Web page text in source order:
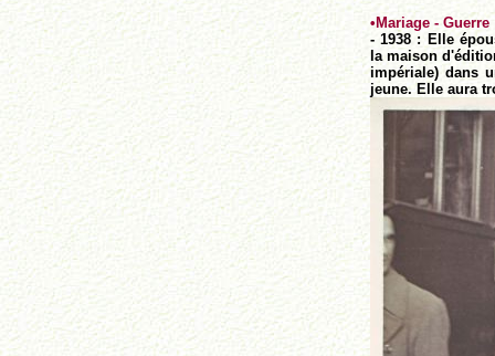
• Mariage - Guerre
- 1938 : Elle
la maison
impériale) dans
jeune. Elle aura